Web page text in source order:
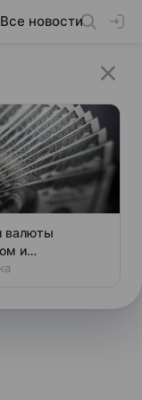
Все новости
валюты
и
разогнали